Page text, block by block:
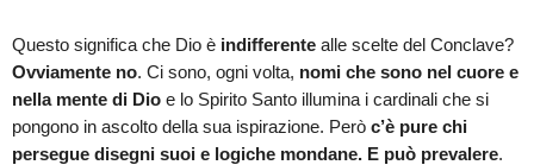
Questo significa che Dio è indifferente alle scelte del Conclave?
Ovviamente no. Ci sono, ogni volta, nomi che sono nel cuore e
nella mente di Dio e lo Spirito Santo illumina i cardinali che si
pongono in ascolto della sua ispirazione. Però c’è pure chi
persegue disegni suoi e logiche mondane. E può prevalere.